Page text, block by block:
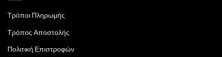
Τρόποι Πληρωμής
Τρόπος Αποστολής
Πολιτική Επιστροφών